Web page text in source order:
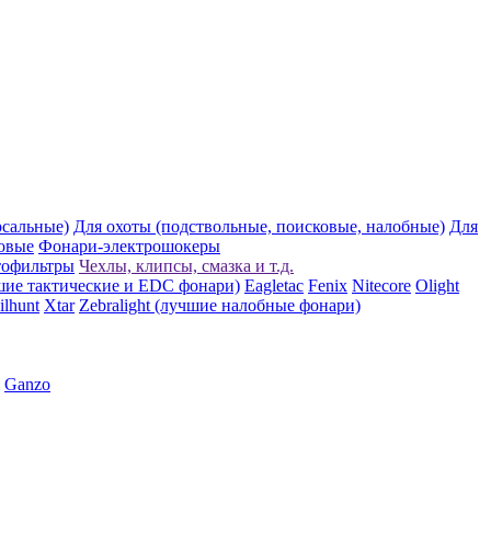
Для охоты (подствольные, поисковые, налобные) Для
Фонари-электрошокеры
Чехлы, клипсы, смазка и т.д.
тактические и EDC фонари) Eagletac Fenix Nitecore Olight
Xtar Zebralight (лучшие налобные фонари)
Ganzo